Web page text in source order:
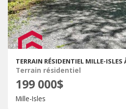
TERRAIN RÉSIDENTIEL MILLE-ISLES
Terrain résidentiel
199 000$
Mille-Isles